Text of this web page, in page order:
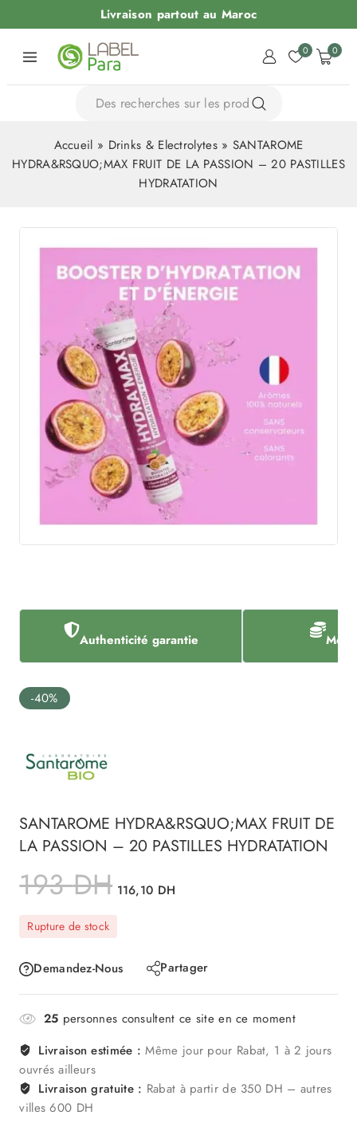
Livraison partout au Maroc
0 0
Accueil » Drinks & Electrolytes» SANTAROME
HYDRA&RSQUO;MAX FRUIT DE LA PASSION – 20 PASTILLES
HYDRATATION
Authenticité garantie
-40%
SANTAROME HYDRA&RSQUO;MAX FRUIT DE
LA PASSION – 20 PASTILLES HYDRATATION
193DH 116,10 DH
Rupture de stock
Demandez-Nous Partager
25 personnes consultent ce site en ce moment
Livraison estimée : Même jour pour Rabat, 1 à 2 jours
ouvrés ailleurs
Livraison gratuite : Rabat à partir de 350 DH – autres
villes 600 DH